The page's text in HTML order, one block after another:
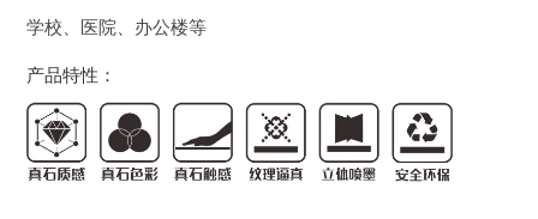
学校、医院、办公楼等
产品特性：